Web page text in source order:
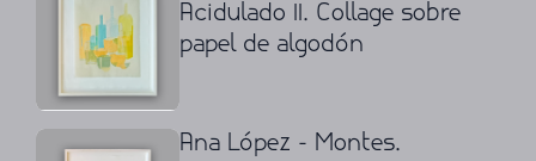
Acidulado II. Collage sobre
papel de algodón
Ana López - Montes.